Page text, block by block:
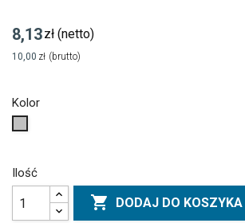
8,13zł (netto)
10,00 zł (brutto)
Kolor
Ilość
 DODAJ DO KOSZYKA